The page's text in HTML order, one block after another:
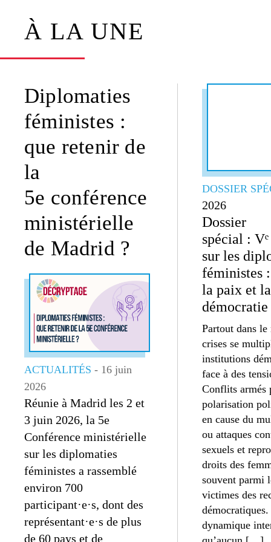
À LA UNE
Diplomaties
féministes :
que retenir de
la
5e conférence
ministérielle
de Madrid ?
ACTUALITÉS - 16 juin
2026
Réunie à Madrid les 2 et
3 juin 2026, la 5e
Conférence ministérielle
sur les diplomaties
féministes a rassemblé
environ 700
participant·e·s, dont des
représentant·e·s de plus
de 60 pays et de
DOSSIER
2026
Dossier
spécial :
sur les
féministes
la paix et la
démocratie
Partout dans le
crises se
institutions
face à des
Conflits armés
polarisation
en cause du
ou attaques
sexuels et
droits des
souvent parmi
victimes des
démocratiques.
dynamique